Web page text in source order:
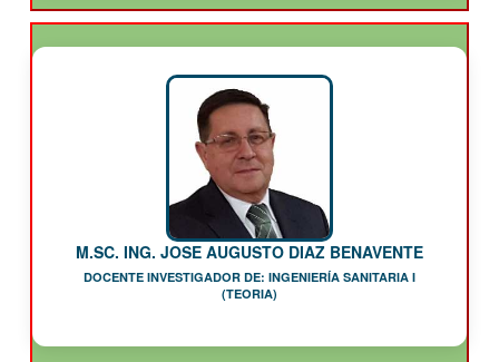
M.SC. ING. JOSE AUGUSTO DIAZ BENAVENTE
DOCENTE INVESTIGADOR DE: INGENIERÍA SANITARIA I
(TEORIA)